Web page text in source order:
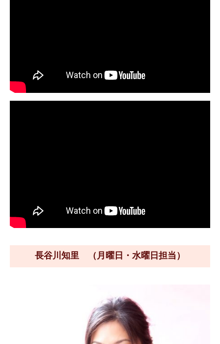
長谷川知里 （月曜日・水曜日担当）